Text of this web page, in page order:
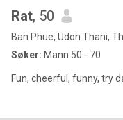
Rat, 50
Ban Phue, Udon Thani,
Søker: Mann 50 - 70
Fun, cheerful, funny, try